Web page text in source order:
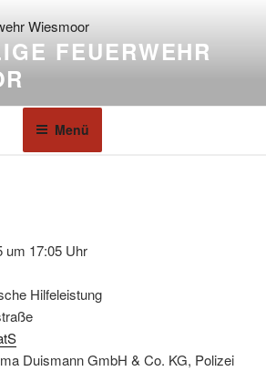
FEUERWEHR
Menü
um 17:05 Uhr
Hilfeleistung
Duismann GmbH & Co. KG, Polizei